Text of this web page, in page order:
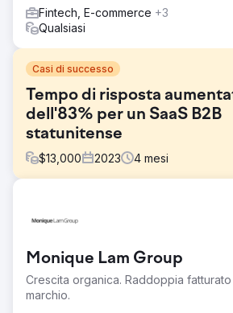
Fintech, E-commerce +3
Qualsiasi
Casi di successo
Tempo di risposta
dell'83% per un SaaS B2B
statunitense
$13,000 2023 4 mesi
Il cliente ha dovuto affrontare un calo
tassi di conversione perché i lead in
rispondere, con conseguente perdita
parte di molti lead. I team di vendita e
erano allineati e non gestivano
Monique Lam Group
Crescita organica. Raddoppia
marchio.